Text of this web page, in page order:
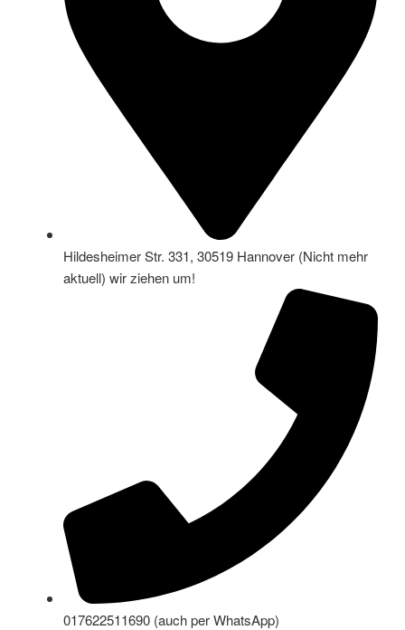
Hildesheimer Str. 331, 30519 Hannover (Nicht mehr
aktuell) wir ziehen um!
017622511690 (auch per WhatsApp)